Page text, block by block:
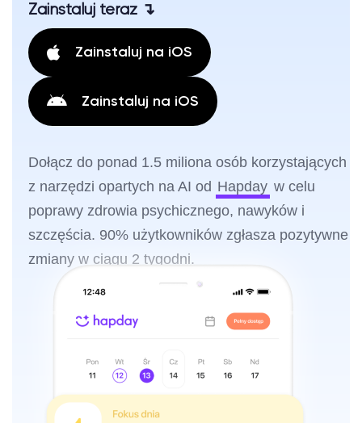
Zainstaluj teraz ↴
Zainstaluj na iOS
Zainstaluj na iOS
Dołącz do ponad 1.5 miliona osób korzystających
z narzędzi opartych na AI od Hapday w celu
poprawy zdrowia psychicznego, nawyków i
szczęścia. 90% użytkowników zgłasza pozytywne
zmiany w ciągu 2 tygodni.